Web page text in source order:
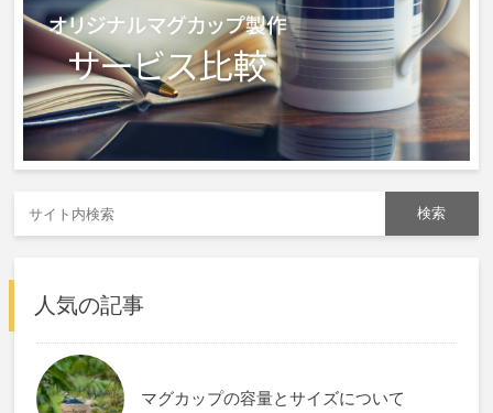
人気の記事
マグカップの容量とサイズについて